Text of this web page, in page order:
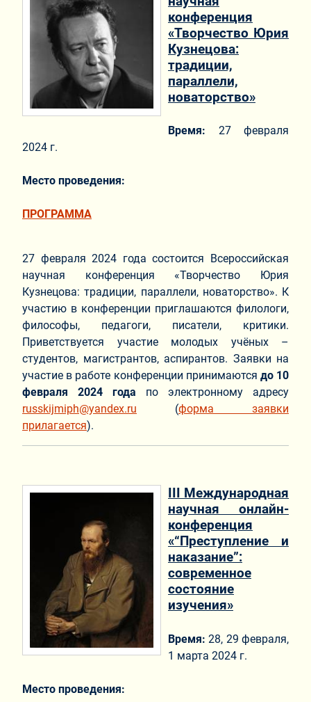
конференция
«Творчество Юрия
Кузнецова:
традиции,
параллели,
новаторство»
Время:
27 февраля
2024 г.
Место проведения:
ПРОГРАММА
27 февраля 2024 года состоится Всероссийская
научная конференция «Творчество Юрия
Кузнецова: традиции, параллели, новаторство». К
участию в конференции приглашаются филологи,
философы, педагоги, писатели, критики.
Приветствуется участие молодых учёных –
студентов, магистрантов, аспирантов. Заявки на
участие в работе конференции принимаются до 10
февраля 2024 года по электронному адресу
russkijmiph@yandex.ru (форма заявки
прилагается).
III Международная
научная онлайн-
конференция
«“Преступление и
наказание”:
современное
состояние
изучения»
Время: 28, 29 февраля,
1 марта 2024 г.
Место проведения: